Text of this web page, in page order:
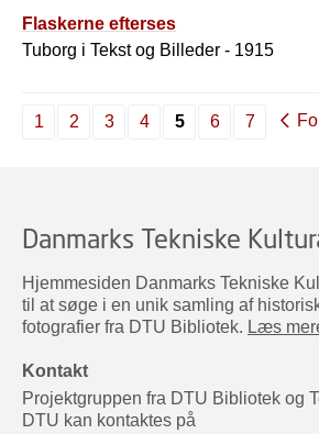
Flaskerne efterses
Tuborg i Tekst og Billeder - 1915
1 2 3 4 5 6 7
Danmarks Tekniske
Hjemmesiden Danmarks Tekniske
til at søge i en unik samling af
fotografier fra DTU Bibliotek. Læs
Kontakt
Projektgruppen fra DTU Bibliotek og
DTU kan kontaktes på